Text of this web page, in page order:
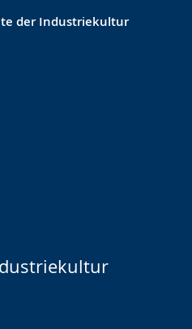
der Industriekultur